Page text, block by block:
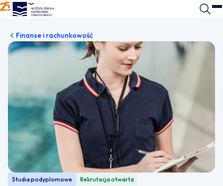
WSKZ - strona główna
Finanse i rachunkowość
Studia podyplomowe Rekrutacja otwarta